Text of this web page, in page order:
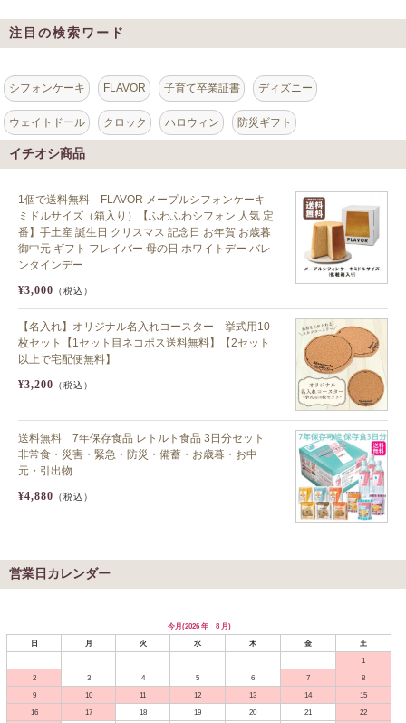
注目の検索ワード
シフォンケーキ FLAVOR 子育て卒業証書 ディズニー
ウェイトドール クロック ハロウィン 防災ギフト
イチオシ商品
1個で送料無料 FLAVOR メープルシフォンケーキ
ミドルサイズ（箱入り）【ふわふわシフォン 人気 定
番】手土産 誕生日 クリスマス 記念日 お年賀 お歳暮
御中元 ギフト フレイバー 母の日 ホワイトデー バレ
ンタインデー
¥3,000 （税込）
【名入れ】オリジナル名入れコースター 挙式用10
枚セット【1セット目ネコポス送料無料】【2セット
以上で宅配便無料】
¥3,200 （税込）
送料無料 7年保存食品 レトルト食品 3日分セット
非常食・災害・緊急・防災・備蓄・お歳暮・お中
元・引出物
¥4,880 （税込）
営業日カレンダー
今月(2026 年 8 月)
日
月 火 水 木 金
土
1
2
3 4 5 6 7
8
9
10 11 12 13 14
15
16
17 18 19 20 21
22